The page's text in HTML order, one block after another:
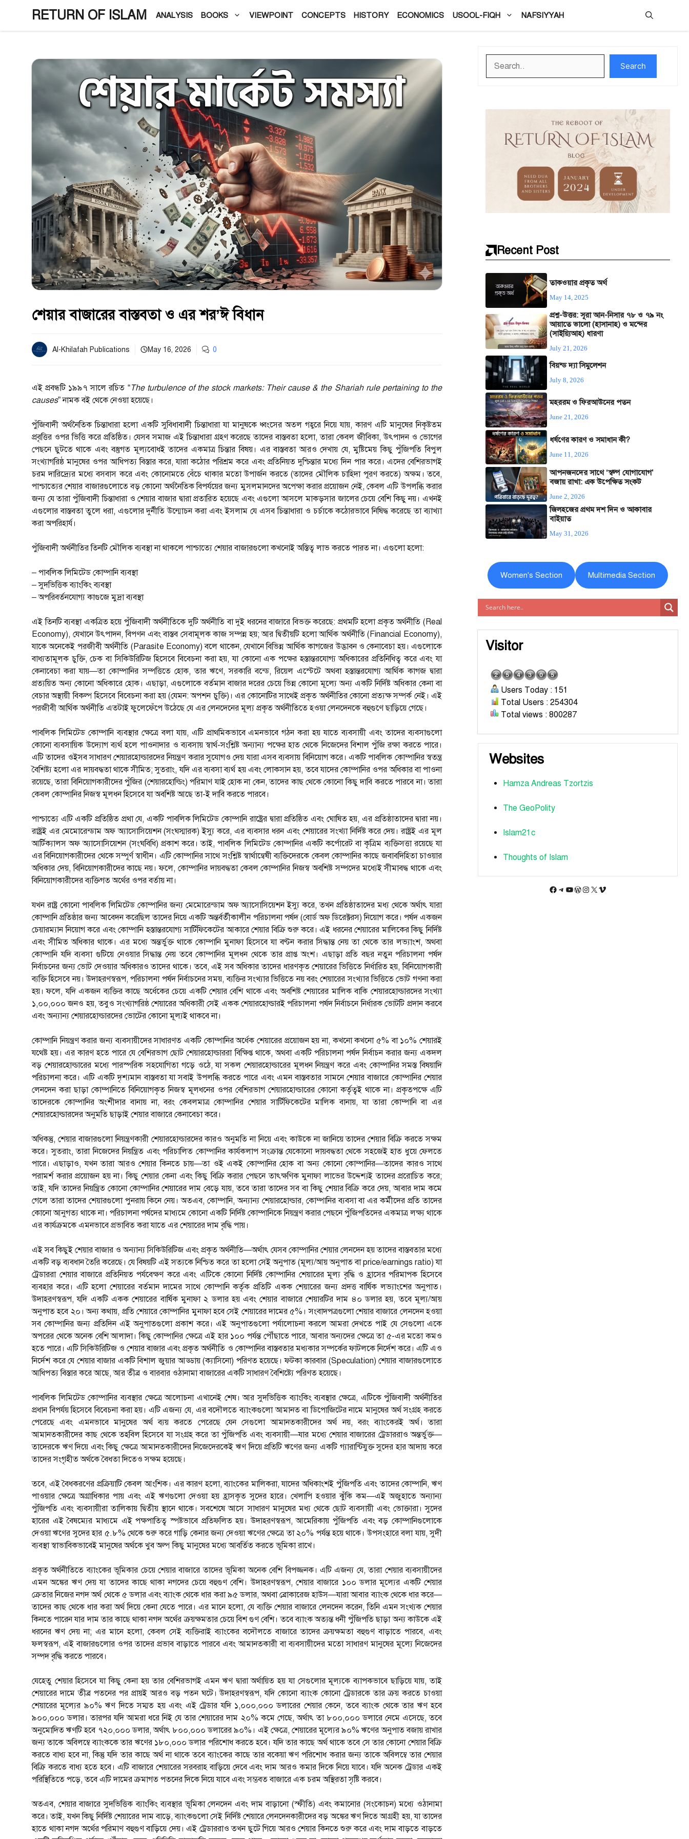
content
RETURN OF ISLAM ANALYSIS BOOKS VIEWPOINT CONCEPTS HISTORY ECONOMICS USOOL-FIQH NAFSIYYAH
শেয়ার বাজারের বাস্তবতা ও এর শর’ঈ বিধান
Al-Khilafah Publications May 16, 2026 0
এই প্রবন্ধটি ১৯৯৭ সালে রচিত “The turbulence of the stock markets: Their cause & the Shariah rule pertaining to the
causes” নামক বই থেকে নেওয়া হয়েছে।
পুঁজিবাদী অর্থনৈতিক চিন্তাধারা হলো একটি সুবিধাবাদী চিন্তাধারা যা মানুষকে ধ্বংসের অতল গহ্বরে নিয়ে যায়, কারণ এটি মানুষের নিকৃষ্টতম
প্রবৃত্তির ওপর ভিত্তি করে প্রতিষ্ঠিত। যেসব সমাজ এই চিন্তাধারা গ্রহণ করেছে তাদের বাস্তবতা হলো, তারা কেবল জীবিকা, উৎপাদন ও ভোগের
পেছনে ছুটতে থাকে এবং বস্তুগত মূল্যবোধই তাদের একমাত্র চিন্তার বিষয়। এর বাস্তবতা আরও দেখায় যে, মুষ্টিমেয় কিছু পুঁজিপতি বিপুল
সংখ্যাগরিষ্ঠ মানুষের ওপর আধিপত্য বিস্তার করে, যারা কঠোর পরিশ্রম করে এবং প্রতিনিয়ত দুশ্চিন্তার মধ্যে দিন পার করে। এদের বেশিরভাগই
চরম দারিদ্র্যের মধ্যে বসবাস করে এবং কোনোমতে বেঁচে থাকার মতো উপার্জন করতে (তাদের মৌলিক চাহিদা পূরণ করতে) অক্ষম। তবে,
পাশ্চাত্যের শেয়ার বাজারগুলোতে বড় কোনো অর্থনৈতিক বিপর্যয়ের জন্য মুসলমানদের অপেক্ষা করার প্রয়োজন নেই, কেবল এটি উপলব্ধি করার
জন্য যে তারা পুঁজিবাদী চিন্তাধারা ও শেয়ার বাজার দ্বারা প্রতারিত হয়েছে এবং এগুলো আসলে মাকড়সার জালের চেয়ে বেশি কিছু নয়। এখনই
এগুলোর বাস্তবতা তুলে ধরা, এগুলোর দুর্নীতি উন্মোচন করা এবং ইসলাম যে এসব চিন্তাধারা ও চর্চাকে কঠোরভাবে নিষিদ্ধ করেছে তা ব্যাখ্যা
করা অপরিহার্য।
পুঁজিবাদী অর্থনীতির তিনটি মৌলিক ব্যবস্থা না থাকলে পাশ্চাত্যে শেয়ার বাজারগুলো কখনোই অস্তিত্ব লাভ করতে পারত না। এগুলো হলো:
– পাবলিক লিমিটেড কোম্পানি ব্যবস্থা
– সুদভিত্তিক ব্যাংকিং ব্যবস্থা
– অপরিবর্তনযোগ্য কাগুজে মুদ্রা ব্যবস্থা
এই তিনটি ব্যবস্থা একত্রিত হয়ে পুঁজিবাদী অর্থনীতিকে দুটি অর্থনীতি বা দুই ধরনের বাজারে বিভক্ত করেছে: প্রথমটি হলো প্রকৃত অর্থনীতি (Real
Economy), যেখানে উৎপাদন, বিপণন এবং বাস্তব সেবামূলক কাজ সম্পন্ন হয়; আর দ্বিতীয়টি হলো আর্থিক অর্থনীতি (Financial Economy),
যাকে অনেকেই পরজীবী অর্থনীতি (Parasite Economy) বলে থাকেন, যেখানে বিভিন্ন আর্থিক কাগজের উদ্ভাবন ও কেনাবেচা হয়। এগুলোকে
বাধ্যতামূলক চুক্তি, চেক বা সিকিউরিটিজ হিসেবে বিবেচনা করা হয়, যা কোনো এক পক্ষের হস্তান্তরযোগ্য অধিকারের প্রতিনিধিত্ব করে এবং যা
কেনাবেচা করা যায়—তা কোম্পানির সম্পত্তিতে হোক, তার ঋণে, সরকারি বন্ডে, রিয়েল এস্টেটে অথবা হস্তান্তরযোগ্য আর্থিক কাগজ দ্বারা
প্রত্যয়িত অন্য কোনো অধিকারে হোক। এছাড়া, এগুলোকে বর্তমান বাজার দরের চেয়ে ভিন্ন কোনো মূল্যে অন্য একটি নির্দিষ্ট অধিকার কেনা বা
বেচার অস্থায়ী বিকল্প হিসেবে বিবেচনা করা হয় (যেমন: অপশন চুক্তি)। এর কোনোটির সাথেই প্রকৃত অর্থনীতির কোনো প্রত্যক্ষ সম্পর্ক নেই। এই
পরজীবী আর্থিক অর্থনীতি এতটাই ফুলেফেঁপে উঠেছে যে এর লেনদেনের মূল্য প্রকৃত অর্থনীতিতে হওয়া লেনদেনকে বহুগুণে ছাড়িয়ে গেছে।
পাবলিক লিমিটেড কোম্পানি ব্যবস্থার ক্ষেত্রে বলা যায়, এটি প্রাথমিকভাবে এমনভাবে গঠন করা হয় যাতে ব্যবসায়ী এবং তাদের ব্যবসাগুলো
কোনো ব্যবসায়িক উদ্যোগ ব্যর্থ হলে পাওনাদার ও ব্যবসায় স্বার্থ-সংশ্লিষ্ট অন্যান্য পক্ষের হাত থেকে নিজেদের বিশাল পুঁজি রক্ষা করতে পারে।
এটি তাদের ওইসব সাধারণ শেয়ারহোল্ডারদের নিয়ন্ত্রণ করার সুযোগও দেয় যারা এসব ব্যবসায় বিনিয়োগ করে। একটি পাবলিক কোম্পানির স্বতন্ত্র
বৈশিষ্ট্য হলো এর দায়বদ্ধতা থাকে সীমিত; সুতরাং, যদি এর ব্যবসা ব্যর্থ হয় এবং লোকসান হয়, তবে যাদের কোম্পানির ওপর অধিকার বা পাওনা
রয়েছে, তারা বিনিয়োগকারীদের পুঁজির (শেয়ারহোল্ডিং) পরিমাণ যাই হোক না কেন, তাদের কাছ থেকে কোনো কিছু দাবি করতে পারবে না। তারা
কেবল কোম্পানির নিজস্ব মূলধন হিসেবে যা অবশিষ্ট আছে তা-ই দাবি করতে পারবে।
পাশ্চাত্যে এটি একটি প্রতিষ্ঠিত প্রথা যে, একটি পাবলিক লিমিটেড কোম্পানি রাষ্ট্রের দ্বারা প্রতিষ্ঠিত এবং ঘোষিত হয়, এর প্রতিষ্ঠাতাদের দ্বারা নয়।
রাষ্ট্রই এর মেমোরেন্ডাম অফ অ্যাসোসিয়েশন (সংঘস্মারক) ইস্যু করে, এর ব্যবসার ধরন এবং শেয়ারের সংখ্যা নির্দিষ্ট করে দেয়। রাষ্ট্রই এর মূল
আর্টিক্যালস অফ অ্যাসোসিয়েশন (সংঘবিধি) প্রকাশ করে। তাই, পাবলিক লিমিটেড কোম্পানির একটি কর্পোরেট বা কৃত্রিম ব্যক্তিসত্তা রয়েছে যা
এর বিনিয়োগকারীদের থেকে সম্পূর্ণ স্বাধীন। এটি কোম্পানির সাথে সংশ্লিষ্ট স্বার্থান্বেষী ব্যক্তিদেরকে কেবল কোম্পানির কাছে জবাবদিহিতা চাওয়ার
অধিকার দেয়, বিনিয়োগকারীদের কাছে নয়। ফলে, কোম্পানির দায়বদ্ধতা কেবল কোম্পানির নিজস্ব অবশিষ্ট সম্পদের মধ্যেই সীমাবদ্ধ থাকে এবং
বিনিয়োগকারীদের ব্যক্তিগত অর্থের ওপর বর্তায় না।
যখন রাষ্ট্র কোনো পাবলিক লিমিটেড কোম্পানির জন্য মেমোরেন্ডাম অফ অ্যাসোসিয়েশন ইস্যু করে, তখন প্রতিষ্ঠাতাদের মধ্য থেকে অর্থাৎ যারা
কোম্পানি প্রতিষ্ঠার জন্য আবেদন করেছিল তাদের নিয়ে একটি অন্তর্বর্তীকালীন পরিচালনা পর্ষদ (বোর্ড অফ ডিরেক্টরস) নিয়োগ করে। পর্ষদ একজন
চেয়ারম্যান নিয়োগ করে এবং কোম্পানি হস্তান্তরযোগ্য সার্টিফিকেটের আকারে শেয়ার বিক্রি শুরু করে। এই ধরনের শেয়ারের মালিকের কিছু নির্দিষ্ট
এবং সীমিত অধিকার থাকে। এর মধ্যে অন্তর্ভুক্ত থাকে কোম্পানি মুনাফা হিসেবে যা বণ্টন করার সিদ্ধান্ত নেয় তা থেকে তার লভ্যাংশ, অথবা
কোম্পানি যদি ব্যবসা গুটিয়ে নেওয়ার সিদ্ধান্ত নেয় তবে কোম্পানির মূলধন থেকে তার প্রাপ্ত অংশ। এছাড়া প্রতি বছর নতুন পরিচালনা পর্ষদ
নির্বাচনের জন্য ভোট দেওয়ার অধিকারও তাদের থাকে। তবে, এই সব অধিকার তাদের ধারণকৃত শেয়ারের ভিত্তিতে নির্ধারিত হয়, বিনিয়োগকারী
ব্যক্তি হিসেবে নয়। উদাহরণস্বরূপ, পরিচালনা পর্ষদ নির্বাচনের সময়, ব্যক্তির সংখ্যার ভিত্তিতে নয় বরং শেয়ারের সংখ্যার ভিত্তিতে ভোট গণনা করা
হয়। ফলে, যদি একজন ব্যক্তির কাছে অর্ধেকের চেয়ে একটি শেয়ার বেশি থাকে এবং অবশিষ্ট শেয়ারের মালিক বাকি শেয়ারহোল্ডারদের সংখ্যা
১,০০,০০০ জনও হয়, তবুও সংখ্যাগরিষ্ঠ শেয়ারের অধিকারী সেই একক শেয়ারহোল্ডারই পরিচালনা পর্ষদ নির্বাচনে নির্ধারক ভোটটি প্রদান করবে
এবং অন্যান্য শেয়ারহোল্ডারদের ভোটের কোনো মূল্যই থাকবে না।
কোম্পানি নিয়ন্ত্রণ করার জন্য ব্যবসায়ীদের সাধারণত একটি কোম্পানির অর্ধেক শেয়ারের প্রয়োজন হয় না, কখনো কখনো ৫% বা ১০% শেয়ারই
যথেষ্ট হয়। এর কারণ হতে পারে যে বেশিরভাগ ছোট শেয়ারহোল্ডাররা বিক্ষিপ্ত থাকে, অথবা একটি পরিচালনা পর্ষদ নির্বাচন করার জন্য একদল
বড় শেয়ারহোল্ডারের মধ্যে পারস্পরিক সহযোগিতা গড়ে ওঠে, যা সকল শেয়ারহোল্ডারের মূলধন নিয়ন্ত্রণ করে এবং কোম্পানির সমস্ত বিষয়াদি
পরিচালনা করে। এটি একটি দৃশ্যমান বাস্তবতা যা সবাই উপলব্ধি করতে পারে এবং এমন বাস্তবতার সামনে শেয়ার বাজারে কোম্পানির শেয়ার
লেনদেন করা ছাড়া কোম্পানিতে বিনিয়োগকৃত নিজস্ব মূলধনের ওপর বেশিরভাগ শেয়ারহোল্ডারের কোনো কর্তৃত্বই থাকে না। প্রকৃতপক্ষে এটি
তাদেরকে কোম্পানির অংশীদার বানায় না, বরং কেবলমাত্র কোম্পানির শেয়ার সার্টিফিকেটের মালিক বানায়, যা তারা কোম্পানি বা এর
শেয়ারহোল্ডারদের অনুমতি ছাড়াই শেয়ার বাজারে কেনাবেচা করে।
অধিকন্তু, শেয়ার বাজারগুলো নিয়ন্ত্রণকারী শেয়ারহোল্ডারদের কারও অনুমতি না নিয়ে এবং কাউকে না জানিয়ে তাদের শেয়ার বিক্রি করতে সক্ষম
করে। সুতরাং, তারা নিজেদের নিয়ন্ত্রিত এবং পরিচালিত কোম্পানির কার্যকলাপ সংক্রান্ত যেকোনো দায়বদ্ধতা থেকে সহজেই হাত ধুয়ে ফেলতে
পারে। এছাড়াও, যখন তারা আরও শেয়ার কিনতে চায়—তা ওই একই কোম্পানির হোক বা অন্য কোনো কোম্পানির—তাদের কারও সাথে
পরামর্শ করার প্রয়োজন হয় না। কিছু শেয়ার কেনা এবং কিছু বিক্রি করার পেছনে তাৎক্ষণিক মুনাফা লাভের উদ্দেশ্যই তাদের প্ররোচিত করে;
তাই, যদি তাদের নিয়ন্ত্রিত কোনো কোম্পানির শেয়ারের দাম বেড়ে যায়, তবে তারা তাদের সব বা কিছু শেয়ার বিক্রি করে দেয়, আবার দাম কমে
গেলে তারা তাদের শেয়ারগুলো পুনরায় কিনে নেয়। অতএব, কোম্পানি, অন্যান্য শেয়ারহোল্ডার, কোম্পানির ব্যবসা বা এর কর্মীদের প্রতি তাদের
কোনো আনুগত্য থাকে না। পরিচালনা পর্ষদের মাধ্যমে কোনো একটি নির্দিষ্ট কোম্পানিকে নিয়ন্ত্রণ করার পেছনে পুঁজিপতিদের একমাত্র লক্ষ্য থাকে
এর কার্যক্রমকে এমনভাবে প্রভাবিত করা যাতে এর শেয়ারের দাম বৃদ্ধি পায়।
এই সব কিছুই শেয়ার বাজার ও অন্যান্য সিকিউরিটিজ এবং প্রকৃত অর্থনীতি—অর্থাৎ যেসব কোম্পানির শেয়ার লেনদেন হয় তাদের বাস্তবতার মধ্যে
একটি বড় ব্যবধান তৈরি করেছে। যে বিষয়টি এই সত্যকে নিশ্চিত করে তা হলো সেই অনুপাত (মূল্য/আয় অনুপাত বা price/earnings ratio) যা
ট্রেডাররা শেয়ার বাজারে প্রতিনিয়ত পর্যবেক্ষণ করে এবং এটিকে কোনো নির্দিষ্ট কোম্পানির শেয়ারের মূল্য বৃদ্ধি ও হ্রাসের পরিমাপক হিসেবে
ব্যবহার করে। এটি হলো শেয়ারের বর্তমান দামের সাথে কোম্পানি কর্তৃক প্রতিটি একক শেয়ারের জন্য প্রদত্ত বার্ষিক লভ্যাংশের অনুপাত।
উদাহরণস্বরূপ, যদি একটি একক শেয়ারের বার্ষিক মুনাফা ২ ডলার হয় এবং শেয়ার বাজারে শেয়ারটির দাম ৪০ ডলার হয়, তবে মূল্য/আয়
অনুপাত হবে ২০। অন্য কথায়, প্রতি শেয়ারে কোম্পানির মুনাফা হবে সেই শেয়ারের দামের ৫%। সংবাদপত্রগুলো শেয়ার বাজারে লেনদেন হওয়া
সব কোম্পানির জন্য প্রতিদিন এই অনুপাতগুলো প্রকাশ করে। এই অনুপাতগুলো পর্যালোচনা করলে আমরা দেখতে পাই যে সেগুলো একে
অপরের থেকে অনেক বেশি আলাদা। কিছু কোম্পানির ক্ষেত্রে এই হার ১০০ পর্যন্ত পৌঁছাতে পারে, আবার অন্যদের ক্ষেত্রে তা ৫-এর মতো কমও
হতে পারে। এটি সিকিউরিটিজ ও শেয়ার বাজার এবং প্রকৃত অর্থনীতি ও কোম্পানির বাস্তবতার মধ্যকার সম্পর্কের ফাটলকে নির্দেশ করে। এটি এও
নির্দেশ করে যে শেয়ার বাজার একটি বিশাল জুয়ার আড্ডায় (ক্যাসিনো) পরিণত হয়েছে। ফটকা কারবার (Speculation) শেয়ার বাজারগুলোতে
আধিপত্য বিস্তার করে আছে, আর তীব্র ও বারবার ওঠানামা বাজারের একটি সাধারণ বৈশিষ্ট্যে পরিণত হয়েছে।
পাবলিক লিমিটেড কোম্পানির ব্যবস্থার ক্ষেত্রে আলোচনা এখানেই শেষ। আর সুদভিত্তিক ব্যাংকিং ব্যবস্থার ক্ষেত্রে, এটিকে পুঁজিবাদী অর্থনীতির
প্রধান বিপর্যয় হিসেবে বিবেচনা করা হয়। এটি এজন্য যে, এর বদৌলতে ব্যাংকগুলো আমানত বা ডিপোজিটের নামে মানুষের অর্থ সংগ্রহ করতে
পেরেছে এবং এমনভাবে মানুষের অর্থ ব্যয় করতে পেরেছে যেন সেগুলো আমানতকারীদের অর্থ নয়, বরং ব্যাংকেরই অর্থ। তারা
আমানতকারীদের কাছ থেকে তহবিল হিসেবে যা সংগ্রহ করে তা পুঁজিপতি এবং ব্যবসায়ী—যার মধ্যে শেয়ার বাজারের ট্রেডাররাও অন্তর্ভুক্ত—
তাদেরকে ঋণ দিয়ে এবং কিছু ক্ষেত্রে আমানতকারীদের নিজেদেরকেই ঋণ দিয়ে প্রতিটি ঋণের জন্য একটি গ্যারান্টিযুক্ত সুদের হার আদায় করে
তাদের সংগৃহীত অর্থকে বৈধতা দিতেও সক্ষম হয়েছে।
তবে, এই বৈধকরণের প্রক্রিয়াটি কেবল আংশিক। এর কারণ হলো, ব্যাংকের মালিকরা, যাদের অধিকাংশই পুঁজিপতি এবং তাদের কোম্পানি, ঋণ
পাওয়ার ক্ষেত্রে অগ্রাধিকার পায় এবং এই ঋণগুলো দেওয়া হয় হ্রাসকৃত সুদের হারে। খেলাপি হওয়ার ঝুঁকি কম—এই অজুহাতে অন্যান্য
পুঁজিপতি এবং ব্যবসায়ীরা তালিকায় দ্বিতীয় স্থানে থাকে। সবশেষে আসে সাধারণ মানুষের মধ্য থেকে ছোট ব্যবসায়ী এবং ভোক্তারা। সুদের
হারের এই বৈষম্যের মাধ্যমে এই পক্ষপাতিত্ব স্পষ্টভাবে প্রতিফলিত হয়। উদাহরণস্বরূপ, আমেরিকায় পুঁজিপতি এবং বড় কোম্পানিগুলোকে
দেওয়া ঋণের সুদের হার ৫.৮% থেকে শুরু করে গাড়ি কেনার জন্য দেওয়া ঋণের ক্ষেত্রে তা ২০% পর্যন্ত হয়ে থাকে। উপসংহারে বলা যায়, সুদী
ব্যবস্থা স্বাভাবিকভাবেই মানুষের অর্থকে খুব অল্প কিছু মানুষের মধ্যে আবর্তিত করতে ভূমিকা রাখে।
প্রকৃত অর্থনীতিতে ব্যাংকের ভূমিকার চেয়ে শেয়ার বাজারে তাদের ভূমিকা অনেক বেশি বিপজ্জনক। এটি এজন্য যে, তারা শেয়ার ব্যবসায়ীদের
এমন অঙ্কের ঋণ দেয় যা তাদের কাছে থাকা নগদের চেয়ে বহুগুণ বেশি। উদাহরণস্বরূপ, শেয়ার বাজারে ১০০ ডলার মূল্যের একটি শেয়ার
ক্রেতার নিজের নগদ অর্থ থেকে ৫ ডলার এবং ব্যাংক থেকে ধার করা ৯৫ ডলার, অথবা ব্রোকারেজ হাউস—যারা আবার ব্যাংক থেকে ধার করে—
তাদের কাছ থেকে ধার করা অর্থ দিয়ে কেনা যেতে পারে। এর মানে হলো, যে ব্যক্তি শেয়ার বাজারে লেনদেন করেন, তিনি এমন সংখ্যক শেয়ার
কিনতে পারেন যার দাম তার কাছে থাকা নগদ অর্থের ক্রয়ক্ষমতার চেয়ে বিশ গুণ বেশি। তবে ব্যাংক অত্যন্ত ধনী পুঁজিপতি ছাড়া অন্য কাউকে এই
ধরনের ঋণ দেয় না; এর মানে হলো, কেবল সেই ব্যক্তিরাই ব্যাংকের বদৌলতে বাজারে তাদের ক্রয়ক্ষমতা বহুগুণ বাড়াতে পারবে, এবং
ফলস্বরূপ, এই বাজারগুলোর ওপর তাদের প্রভাব বাড়াতে পারবে এবং আমানতকারী বা ব্যবসায়ীদের মতো সাধারণ মানুষের মূল্যে নিজেদের
সম্পদ বৃদ্ধি করতে পারবে।
যেহেতু শেয়ার হিসেবে যা কিছু কেনা হয় তার বেশিরভাগই এমন ঋণ দ্বারা অর্থায়িত হয় যা সেগুলোর মূল্যকে ব্যাপকভাবে ছাড়িয়ে যায়, তাই
শেয়ারের দামে তীব্র পতনের পর প্রায়ই আরও বড় পতন ঘটে। উদাহরণস্বরূপ, যদি কোনো ব্যাংক কোনো ট্রেডারকে তার ক্রয় করতে চাওয়া
শেয়ারের মূল্যের ৯০% ঋণ দিতে সম্মত হয় এবং এই ট্রেডার যদি ১,০০০,০০০ ডলারের শেয়ার কেনে, তবে ব্যাংক থেকে তার ঋণ হবে
৯০০,০০০ ডলার। তারপর যদি আমরা ধরে নিই যে তার শেয়ারের দাম ২০% কমে গেছে, অর্থাৎ তা ৮০০,০০০ ডলারে নেমে এসেছে, তবে
অনুমোদিত ঋণটি হবে ৭২০,০০০ ডলার, অর্থাৎ ৮০০,০০০ ডলারের ৯০%। এই ক্ষেত্রে, শেয়ারের মূল্যের ৯০% ঋণের অনুপাত বজায় রাখার
জন্য তাকে অবিলম্বে ব্যাংককে তার ঋণের ১৮০,০০০ ডলার পরিশোধ করতে হবে। যদি তার কাছে অর্থ থাকে তবে সে তার কোনো শেয়ার বিক্রি
করতে বাধ্য হবে না, কিন্তু যদি তার কাছে অর্থ না থাকে তবে ব্যাংকের কাছে তার বকেয়া ঋণ পরিশোধ করার জন্য তাকে অবিলম্বে তার শেয়ার
বিক্রি করতে বাধ্য হতে হবে। এটি বাজারে শেয়ারের সরবরাহ বাড়িয়ে দেবে এবং দাম আরও কমার দিকে নিয়ে যাবে। যদি অনেক ট্রেডার একই
পরিস্থিতিতে পড়ে, তবে এটি দামের ক্রমাগত পতনের দিকে নিয়ে যাবে এবং সম্ভবত বাজারে এক চরম অস্থিরতা সৃষ্টি করবে।
অতএব, শেয়ার বাজারে সুদভিত্তিক ব্যাংকিং ব্যবস্থার ভূমিকা লেনদেন এবং দাম বাড়ানো (স্ফীতি) এবং কমানোর (সংকোচন) মধ্যে ওঠানামা
করে। তাই, যখন কিছু নির্দিষ্ট শেয়ারের দাম বাড়ে, ব্যাংকগুলো সেই নির্দিষ্ট শেয়ারে লেনদেনকারীদের বড় অঙ্কের ঋণ দিতে আগ্রহী হয়, যা তাদের
হাতে থাকা নগদ অর্থের পরিমাণ বহুগুণ বাড়িয়ে দেয়। এই ট্রেডাররাও তখন ছুটে গিয়ে আরও শেয়ার কিনতে শুরু করে এবং দাম বাড়তে বাড়তে
Search
Search
Recent Post
তাকওয়ার প্রকৃত অর্থ
May 14, 2025
প্রশ্ন-উত্তর: সূরা আন-নিসার ৭৮ ও ৭৯ নং
আয়াতে ভালো (হাসানাহ) ও মন্দের
(সাইয়্যিআহ) ধারণা
July 21, 2026
বিয়ন্ড দ্যা সিমুলেশন
July 8, 2026
মহররম ও ফিরআউনের পতন
June 21, 2026
ধর্ষণের কারণ ও সমাধান কী?
June 11, 2026
আপনজনদের সাথে ‘স্বল্প যোগাযোগ’
বজায় রাখা: এক উপেক্ষিত সংকট
June 2, 2026
জিলহজের প্রথম দশ দিন ও আকাবার
বাইয়াত
May 31, 2026
Women's Section Multimedia Section
Visitor
Users Today : 151
Total Users : 254304
Total views : 800287
Websites
Hamza Andreas Tzortzis
The GeoPolity
Islam21c
Thoughts of Islam
Facebook
Telegram
YouTube
WordPress
Instagram
X Vimeo